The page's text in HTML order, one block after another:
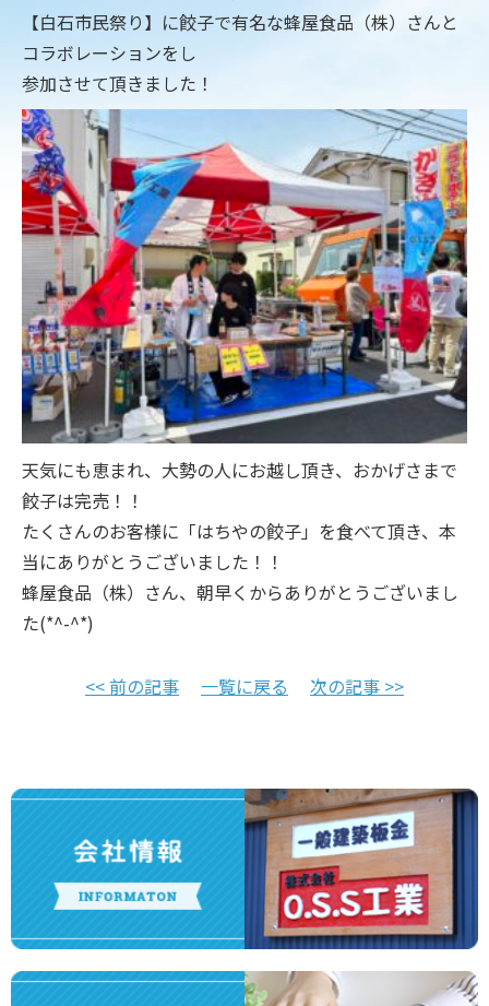
【白石市民祭り】に餃子で有名な蜂屋食品（株）さんと
コラボレーションをし
参加させて頂きました！
天気にも恵まれ、大勢の人にお越し頂き、おかげさまで
餃子は完売！！
たくさんのお客様に「はちやの餃子」を食べて頂き、本
当にありがとうございました！！
蜂屋食品（株）さん、朝早くからありがとうございまし
た(*^-^*)
<< 前の記事 一覧に戻る 次の記事 >>